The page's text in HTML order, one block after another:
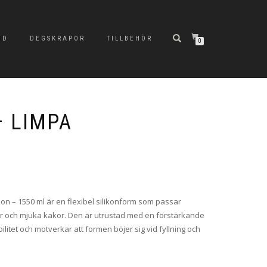
DEGSKRAPOR TILLBEHÖR 0
LIMPA
– 1550 ml är en flexibel silikonform som passar
och mjuka kakor. Den är utrustad med en förstärkande
och motverkar att formen böjer sig vid fyllning och